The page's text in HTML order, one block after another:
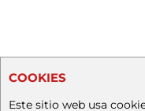
COOKIES
Este sitio web usa